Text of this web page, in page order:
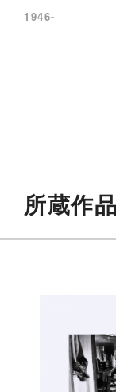
1946-
所蔵作品